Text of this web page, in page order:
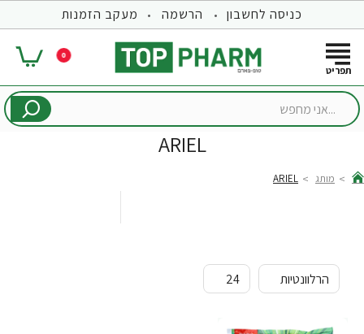
כניסה לחשבון הרשמה מעקב הזמנות
0
...אני
ARIEL
מותג ARIEL